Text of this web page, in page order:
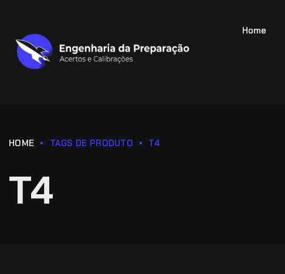
Home
HOME TAGS DE PRODUTO T4
T4